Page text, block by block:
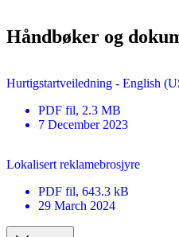
Håndbøker og
Hurtigstartveiledning - English
PDF fil, 2.3 MB
7 December 2023
Lokalisert reklamebrosjyre
PDF fil, 643.3 kB
29 March 2024